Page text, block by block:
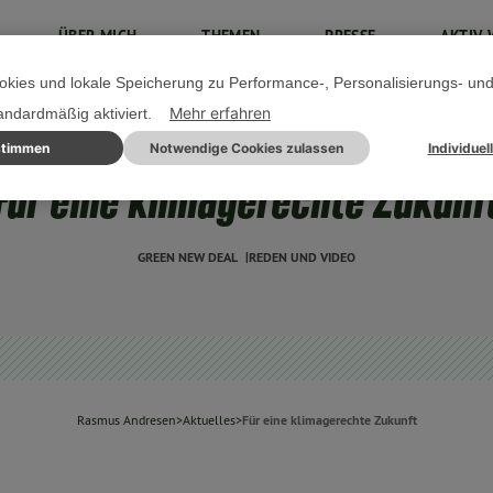
ÜBER MICH THEMEN PRESSE AKTIV
07. JUNI 2020
eine klimagerechte
GREEN NEW DEAL REDEN UND VIDEO
Rasmus Andresen>Aktuelles>Für eine klimagerechte Zukunft
und lokale Speicherung zu Performance-, Personalisierungs-
aktiviert.
Mehr erfahren
Notwendige Cookies zulassen